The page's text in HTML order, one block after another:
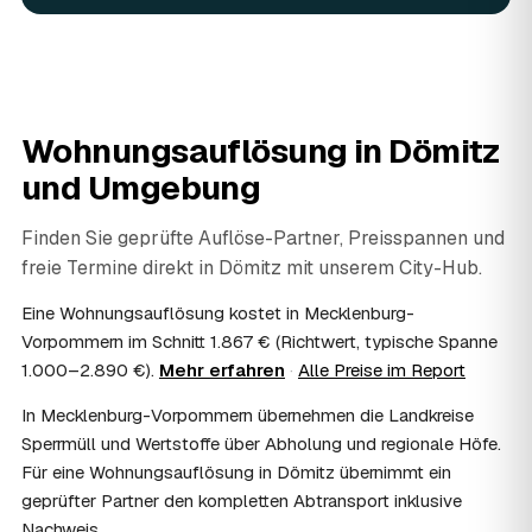
07
In vielen Fällen ja: Als haushaltsnahe Dienstleistung
lassen sich Arbeits- und Fahrtkosten anteilig von der
Steuer absetzen, bei einer Auflösung im Erbfall unter
Umständen als Nachlassverbindlichkeit. Sie erhalten eine
ordentliche Rechnung mit ausgewiesenem Lohnanteil; die
genaue Anrechnung klären Sie mit Ihrem Steuerberater.
09 Muss ich bei der Wohnungsauflösung anwesend
sein?
Nicht zwingend. Viele Auflösungen in Dömitz laufen nach
weiter entfernt wohnen. Sie können aber jederzeit dabei
sein, etwa um Wertsachen oder persönliche Unterlagen
vorab zu sichern.
Bekomme ich einen Entsorgungsnachweis?
Ja. Auf Wunsch erhalten Sie einen Entsorgungsnachweis
Wohnungsauflösung in Dömitz
und Umgebung
Finden Sie geprüfte Auflöse-Partner, Preisspannen und
freie Termine direkt in Dömitz mit unserem City-Hub.
Eine Wohnungsauflösung kostet in Mecklenburg-
Vorpommern im Schnitt 1.867 € (Richtwert, typische Spanne
1.000–2.890 €). Mehr erfahren · Alle Preise im Report
In Mecklenburg-Vorpommern übernehmen die Landkreise
Sperrmüll und Wertstoffe über Abholung und regionale Höfe.
Für eine Wohnungsauflösung in Dömitz übernimmt ein
geprüfter Partner den kompletten Abtransport inklusive